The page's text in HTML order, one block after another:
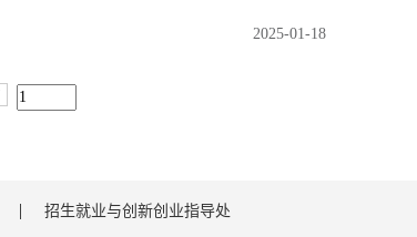
2025-01-18
招生就业与创新创业指导处